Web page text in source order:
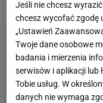
Jeśli nie chcesz
chcesz wycofać zgodę
„Ustawień
Twoje dane osobowe
badania i mierzenia
serwisów i aplikacji lub
Tobie usług. W
danych nie wymaga